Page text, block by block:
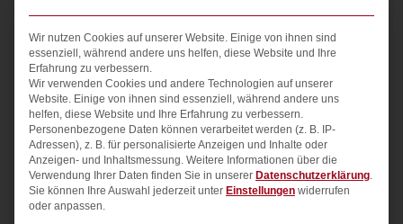
Weiterlesen »
Datenschutz
Datenschutzerklärung 1. Datenschutz auf einen Blick
Allgemeine Hinweise Die folgenden Hinweise geben einen
einfachen Überblick darüber, was mit Ihren
personenbezogenen Daten passiert, wenn Sie unsere
Wir nutzen Cookies auf unserer Website. Einige von ihnen sind
essenziell, während andere uns helfen, diese Website und Ihre
Erfahrung zu verbessern.
Wir verwenden Cookies und andere Technologien auf unserer
Website. Einige von ihnen sind essenziell, während andere uns
helfen, diese Website und Ihre Erfahrung zu verbessern.
Personenbezogene Daten können verarbeitet werden (z. B. IP-
Adressen), z. B. für personalisierte Anzeigen und Inhalte oder
Anzeigen- und Inhaltsmessung. Weitere Informationen über die
Verwendung Ihrer Daten finden Sie in unserer Datenschutzerklärung.
Sie können Ihre Auswahl jederzeit unter Einstellungen widerrufen
oder anpassen.